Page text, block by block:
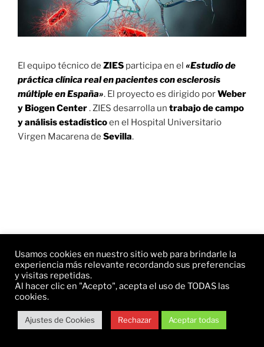
El equipo técnico de ZIES participa en el «Estudio de
práctica clínica real en pacientes con esclerosis
múltiple en España». El proyecto es dirigido porWeber
y Biogen Center. ZIES desarrolla un trabajo de campo
y análisis estadísticoen el Hospital Universitario
Virgen Macarena de Sevilla.
Usamos cookies en nuestro sitio web para brindarle la
experiencia más relevante recordando sus preferencias
y visitas repetidas.
Al hacer clic en "Acepto", acepta el uso de TODAS las
cookies.
Ajustes de Cookies Rechazar Aceptar todas